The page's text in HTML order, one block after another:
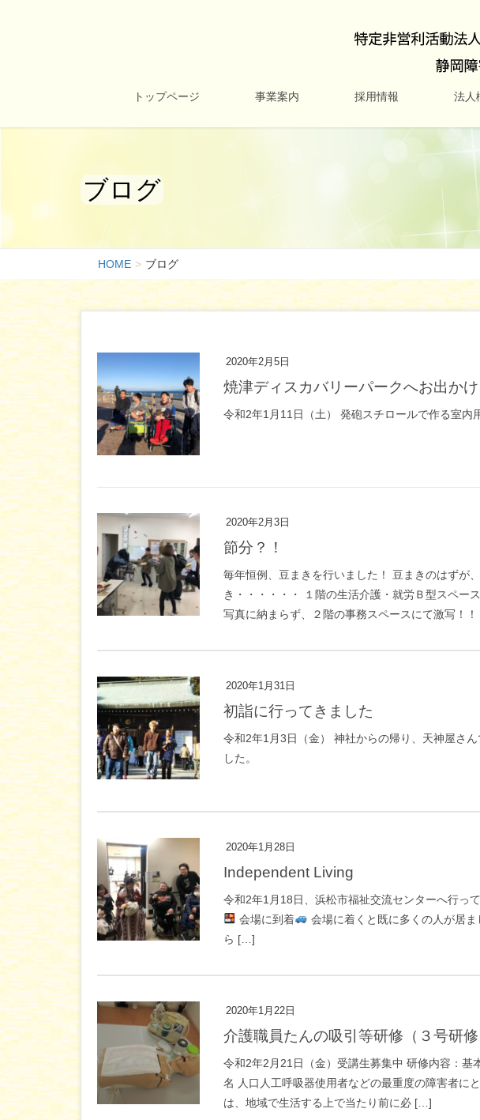
トップページ 事業案内 採用情報 法人
ブログ
HOME ブログ
2020年2月5日
焼津ディスカバリーパークへお出か
令和2年1月11日（土） 発砲スチロールで作る室内
2020年2月3日
節分？！
毎年恒例、豆まきを行いました！ 豆まきのはずが
き・・・・・・ １階の生活介護・就労Ｂ型スペー
写真に納まらず、２階の事務スペースにて激写！
2020年1月31日
初詣に行ってきました
令和2年1月3日（金） 神社からの帰り、天神屋さ
した。
2020年1月28日
Independent Living
令和2年1月18日、浜松市福祉交流センターへ行っ
会場に到着
会場に着くと既に多くの人が居
ら […]
2020年1月22日
介護職員たんの吸引等研修（３号研修
令和2年2月21日（金）受講生募集中 研修内容：
名 人口人工呼吸器使用者などの最重度の障害者に
は、地域で生活する上で当たり前に必 […]